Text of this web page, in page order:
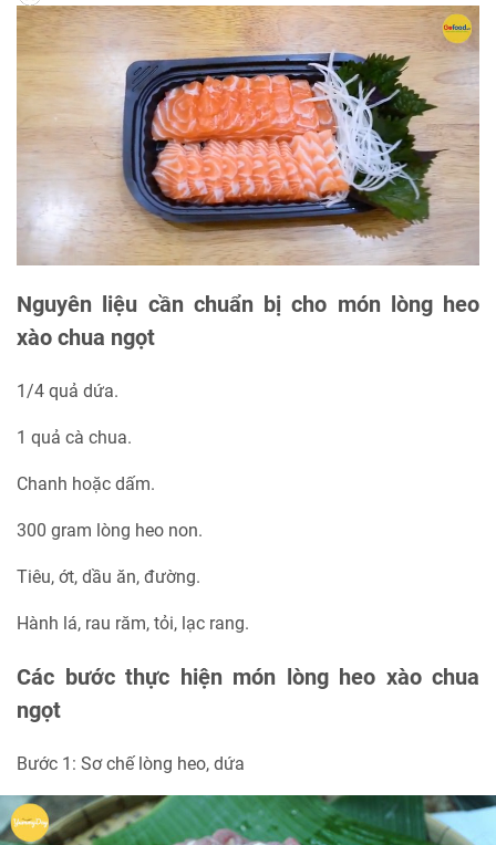
Nguyên liệu cần chuẩn bị cho món lòng heo
xào chua ngọt
1/4 quả dứa.
1 quả cà chua.
Chanh hoặc dấm.
300 gram lòng heo non.
Tiêu, ớt, dầu ăn, đường.
Hành lá, rau răm, tỏi, lạc rang.
Các bước thực hiện món lòng heo xào chua
ngọt
Bước 1: Sơ chế lòng heo, dứa